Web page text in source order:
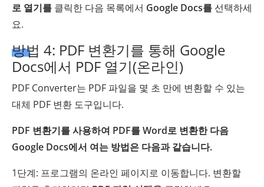
로 열기를 클릭한 다음 목록에서 Google Docs를 선택하세
요.
방법 4: PDF 변환기를 통해 Google
Docs에서 PDF 열기(온라인)
PDF Converter는 PDF 파일을 몇 초 만에 변환할 수 있는
대체 PDF 변환 도구입니다.
PDF 변환기를 사용하여 PDF를 Word로 변환한 다음
Google Docs에서 여는 방법은 다음과 같습니다.
1단계: 프로그램의 온라인 페이지로 이동합니다. 변환할